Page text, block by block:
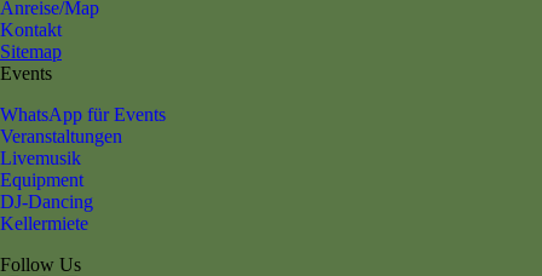
Anreise/Map
Kontakt
Sitemap
Events
WhatsApp für Events
Veranstaltungen
Livemusik
Equipment
DJ-Dancing
Kellermiete
Follow Us